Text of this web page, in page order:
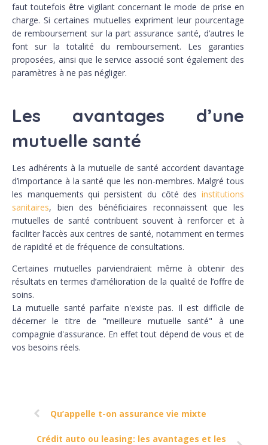
faut toutefois être vigilant concernant le mode de prise en
charge. Si certaines mutuelles expriment leur pourcentage
de remboursement sur la part assurance santé, d’autres le
font sur la totalité du remboursement. Les garanties
proposées, ainsi que le service associé sont également des
paramètres à ne pas négliger.
Les avantages d’une
mutuelle santé
Les adhérents à la mutuelle de santé accordent davantage
d’importance à la santé que les non-membres. Malgré tous
les manquements qui persistent du côté des institutions
sanitaires, bien des bénéficiaires reconnaissent que les
mutuelles de santé contribuent souvent à renforcer et à
faciliter l’accès aux centres de santé, notamment en termes
de rapidité et de fréquence de consultations.
Certaines mutuelles parviendraient même à obtenir des
résultats en termes d’amélioration de la qualité de l’offre de
soins.
La mutuelle santé parfaite n'existe pas. Il est difficile de
décerner le titre de "meilleure mutuelle santé" à une
compagnie d'assurance. En effet tout dépend de vous et de
vos besoins réels.
Qu’appelle t-on assurance vie mixte
Crédit auto ou leasing: les avantages et les